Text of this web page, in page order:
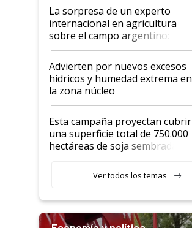
La sorpresa de un experto
internacional en agricultura
sobre el campo argentino:
"Estoy muy impresionado"
Advierten por nuevos excesos
hídricos y humedad extrema en
la zona núcleo
Esta campaña proyectan cubrir
una superficie total de 750.000
hectáreas de soja sembradas
variedades que marcan un
salto tecnológico en genética y
Ver todos los temas